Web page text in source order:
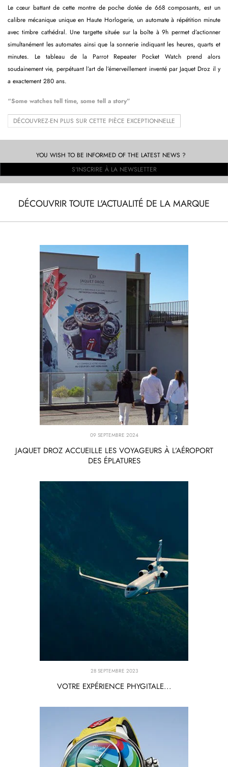
Le cœur battant de cette montre de poche dotée de 668 composants, est un
calibre mécanique unique en Haute Horlogerie, un automate à répétition minute
avec timbre cathédral. Une targette située sur la boîte à 9h permet d’actionner
simultanément les automates ainsi que la sonnerie indiquant les heures, quarts et
minutes. Le tableau de la Parrot Repeater Pocket Watch prend alors
soudainement vie, perpétuant l’art de l’émerveillement inventé par Jaquet Droz il y
a exactement 280 ans.
“Some watches tell time, some tell a story”
DÉCOUVREZ-EN PLUS SUR CETTE PIÈCE EXCEPTIONNELLE
YOU WISH TO BE INFORMED OF THE LATEST NEWS ?
S'INSCRIRE À LA NEWSLETTER
DÉCOUVRIR TOUTE L'ACTUALITÉ DE LA MARQUE
09 SEPTEMBRE 2024
JAQUET DROZ ACCUEILLE LES VOYAGEURS À L’AÉROPORT
DES ÉPLATURES
28 SEPTEMBRE 2023
VOTRE EXPÉRIENCE PHYGITALE...